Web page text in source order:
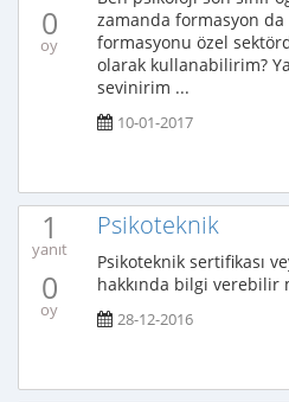
0
oy
zamanda formasyon da
formasyonu özel
olarak kullanabilirim?
sevinirim ...
10-01-2017
1
yanıt
0
oy
Psikoteknik
Psikoteknik sertifikası
hakkında bilgi verebilir
28-12-2016